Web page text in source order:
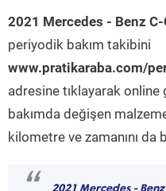
2021 Mercedes - Benz
periyodik bakım takibini
www.pratikaraba.com/
adresine tıklayarak
bakımda değişen
kilometre ve zamanını
2021 Mercedes -